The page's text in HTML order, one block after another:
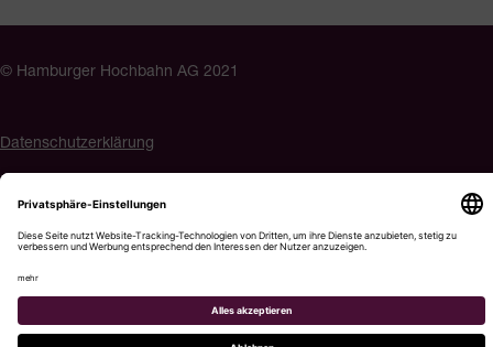
© Hamburger Hochbahn AG 2021
Datenschutzerklärung
Barrierefreiheit
Cookie-Einstellungen